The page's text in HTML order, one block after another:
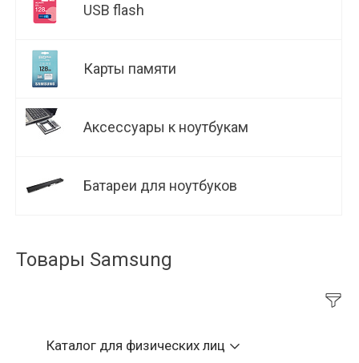
USB flash
Карты памяти
Аксессуары к ноутбукам
Батареи для ноутбуков
Товары Samsung
Каталог для физических лиц